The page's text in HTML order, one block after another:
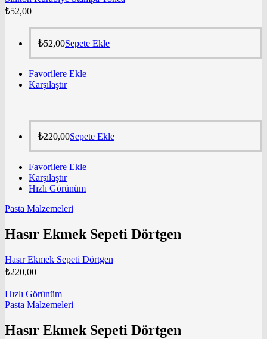
₺52,00
₺52,00Sepete Ekle
Favorilere Ekle
Karşılaştır
₺220,00Sepete Ekle
Favorilere Ekle
Karşılaştır
Hızlı Görünüm
Pasta Malzemeleri
Hasır Ekmek Sepeti Dörtgen
Hasır Ekmek Sepeti Dörtgen
₺220,00
Hızlı Görünüm
Pasta Malzemeleri
Hasır Ekmek Sepeti Dörtgen